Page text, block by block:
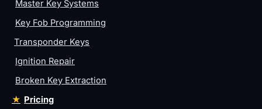
Master Key Systems
Key Fob Programming
Transponder Keys
Ignition Repair
Broken Key Extraction
Pricing